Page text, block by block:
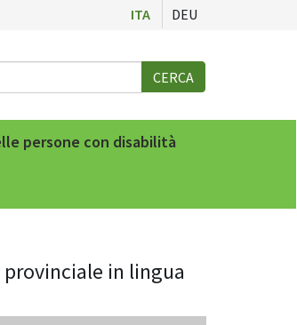
ITA DEU
Cerca
CERCA
persone con disabilità
in lingua